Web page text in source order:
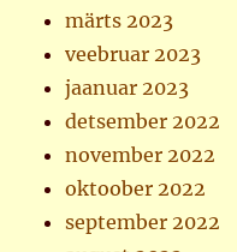
märts 2023
veebruar 2023
jaanuar 2023
detsember 2022
november 2022
oktoober 2022
september 2022